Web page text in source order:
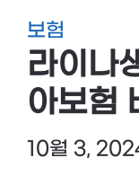
보험
라이나
아보험
10월 3,